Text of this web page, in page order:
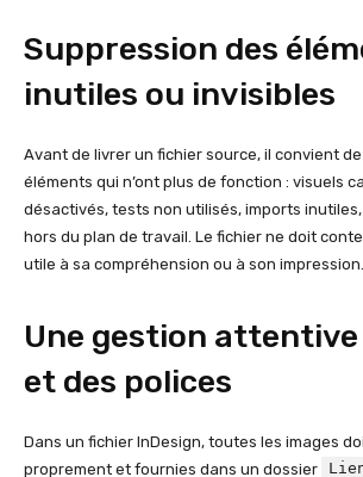
Suppression des
inutiles ou invisibles
Avant de livrer un fichier source, il convient
éléments qui n’ont plus de fonction : visuels
désactivés, tests non utilisés, imports
hors du plan de travail. Le fichier ne doit
utile à sa compréhension ou à son impression.
Une gestion attentive
et des polices
Dans un fichier InDesign, toutes les images
proprement et fournies dans un dossier